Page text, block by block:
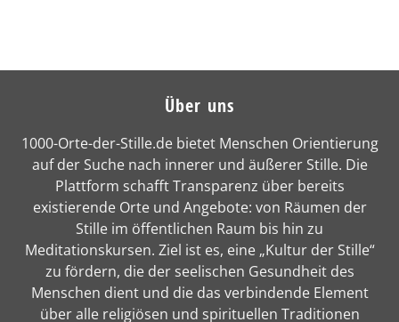
Über uns
1000-Orte-der-Stille.de bietet Menschen Orientierung
auf der Suche nach innerer und äußerer Stille. Die
Plattform schafft Transparenz über bereits
existierende Orte und Angebote: von Räumen der
Stille im öffentlichen Raum bis hin zu
Meditationskursen. Ziel ist es, eine „Kultur der Stille“
zu fördern, die der seelischen Gesundheit des
Menschen dient und die das verbindende Element
über alle religiösen und spirituellen Traditionen